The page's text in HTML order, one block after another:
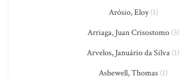
Arósio, Eloy(1)
Arriaga, Juan Crisostomo(3)
Arvelos, Januário da Silva (1)
Ashewell, Thomas (1)